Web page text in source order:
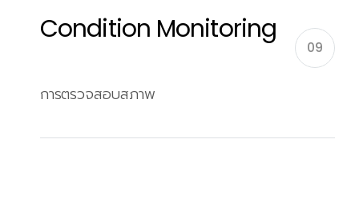
Condition Monitoring
09
การตรวจสอบสภาพ